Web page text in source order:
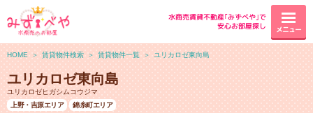
水商売賃貸不動産｢みずべや｣で
安心お部屋探し
メニュー
HOME ＞ 賃貸物件検索 ＞ 賃貸物件一覧 ＞ ユリカロゼ東向島
ユリカロゼ東向島
ユリカロゼヒガシムコウジマ
上野・吉原エリア
錦糸町エリア